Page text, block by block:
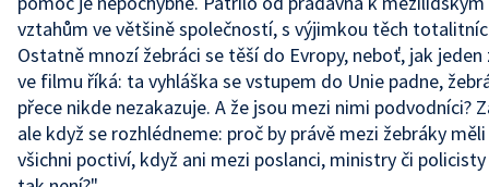
vztahům ve většině společností, s výjimkou těch
Ostatně mnozí žebráci se těší do Evropy, neboť, jak jeden
ve filmu říká: ta vyhláška se vstupem do Unie padne,
přece nikde nezakazuje. A že jsou mezi nimi podvodníci?
ale když se rozhlédneme: proč by právě mezi žebráky
všichni poctiví, když ani mezi poslanci, ministry či